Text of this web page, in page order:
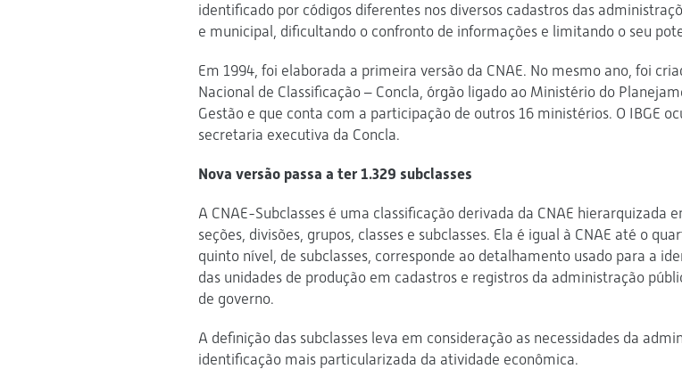
identificado por códigos diferentes nos diversos cadastros das
e municipal, dificultando o confronto de informações e limitando o seu
Em 1994, foi elaborada a primeira versão da CNAE. No mesmo ano, foi
Nacional de Classificação – Concla, órgão ligado ao Ministério do
Gestão e que conta com a participação de outros 16 ministérios. O IBGE
secretaria executiva da Concla.
Nova versão passa a ter 1.329 subclasses
A CNAE-Subclasses é uma classificação derivada da CNAE hierarquizada
seções, divisões, grupos, classes e subclasses. Ela é igual à CNAE até o
quinto nível, de subclasses, corresponde ao detalhamento usado para a
das unidades de produção em cadastros e registros da administração
de governo.
A definição das subclasses leva em consideração as necessidades da
identificação mais particularizada da atividade econômica.